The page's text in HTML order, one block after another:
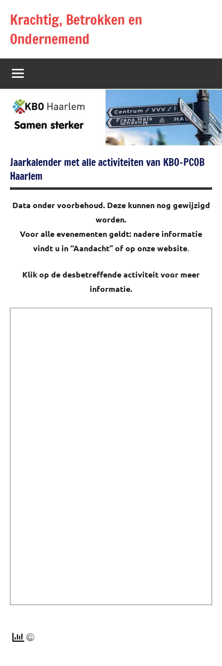
inhoud
Krachtig, Betrokken en
Ondernemend
Jaarkalender met alle activiteiten van KBO-PCOB
Haarlem
Data onder voorbehoud. Deze kunnen nog gewijzigd
worden.
Voor alle evenementen geldt: nadere informatie
vindt u in “Aandacht” of op onze website.
Klik op de desbetreffende activiteit voor meer
informatie.